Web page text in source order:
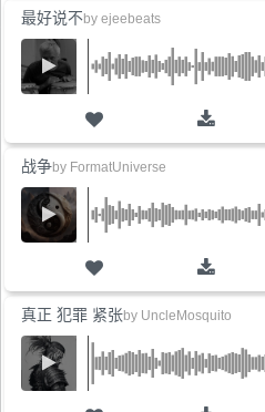
最好说不by ejeebeats
战争by FormatUniverse
真正 犯罪 紧张by UncleMosquito